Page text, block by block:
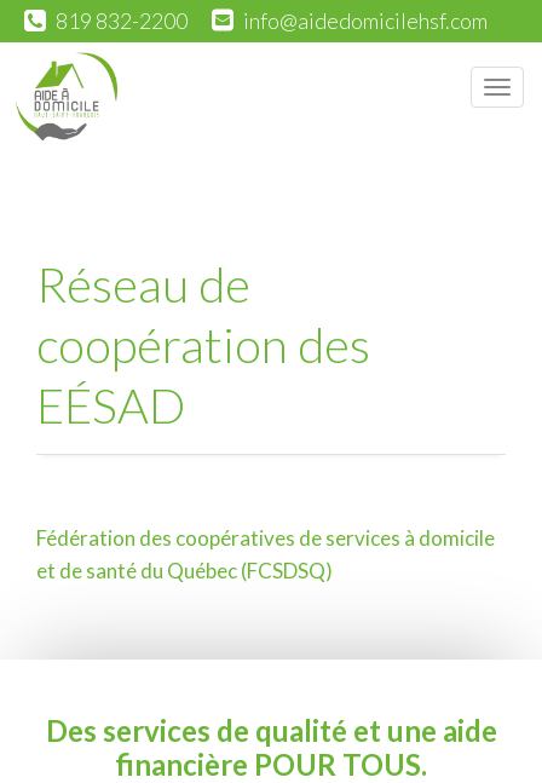
819 832-2200 info@aidedomicilehsf.com
Réseau de
coopération des
EÉSAD
Navigation
Fédération des coopératives de services à domicile
et de santé du Québec (FCSDSQ)
Des services de qualité et une aide
financière POUR TOUS.